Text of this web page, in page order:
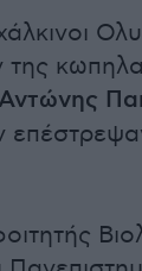
Αντώνης